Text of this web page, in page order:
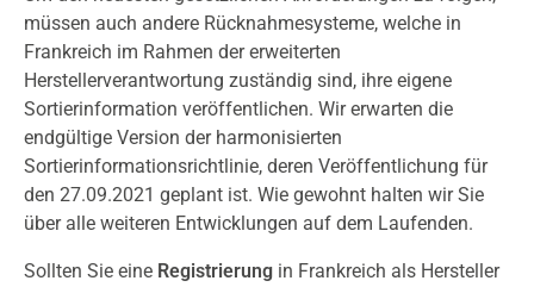
müssen auch andere Rücknahmesysteme, welche in
Frankreich im Rahmen der erweiterten
Herstellerverantwortung zuständig sind, ihre eigene
Sortierinformation veröffentlichen. Wir erwarten die
endgültige Version der harmonisierten
Sortierinformationsrichtlinie, deren Veröffentlichung für
den 27.09.2021 geplant ist. Wie gewohnt halten wir Sie
über alle weiteren Entwicklungen auf dem Laufenden.
Sollten Sie eine Registrierung in Frankreich als Hersteller